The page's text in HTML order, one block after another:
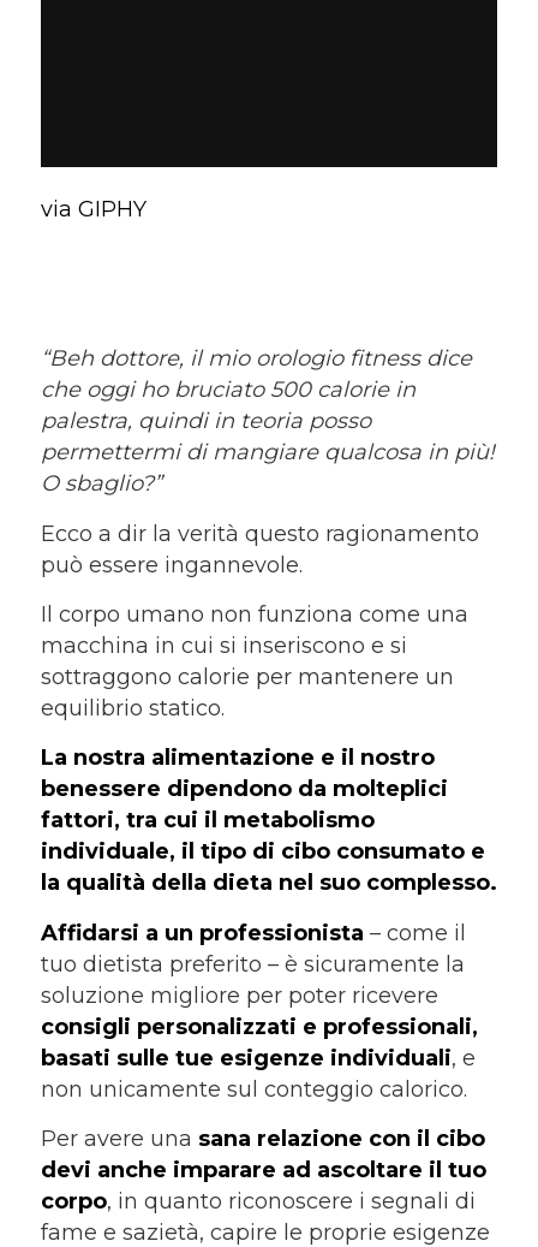
via GIPHY
“Beh dottore, il mio orologio fitness dice
che oggi ho bruciato 500 calorie in
palestra, quindi in teoria posso
permettermi di mangiare qualcosa in più!
O sbaglio?”
Ecco a dir la verità questo ragionamento
può essere ingannevole.
Il corpo umano non funziona come una
macchina in cui si inseriscono e si
sottraggono calorie per mantenere un
equilibrio statico.
La nostra alimentazione e il nostro
benessere dipendono da molteplici
fattori, tra cui il metabolismo
individuale, il tipo di cibo consumato e
la qualità della dieta nel suo complesso.
Affidarsi a un professionista – come il
tuo dietista preferito – è sicuramente la
soluzione migliore per poter ricevere
consigli personalizzati e professionali,
basati sulle tue esigenze individuali, e
non unicamente sul conteggio calorico.
Per avere una sana relazione con il cibo
devi anche imparare ad ascoltare il tuo
corpo, in quanto riconoscere i segnali di
fame e sazietà, capire le proprie esigenze